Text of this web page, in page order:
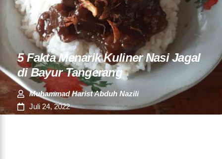
5 Fakta Menarik Kuliner Nasi Jagal
di Bayur Tangerang
Muhammad Harist Abduh Nazili
Juli 24, 2022